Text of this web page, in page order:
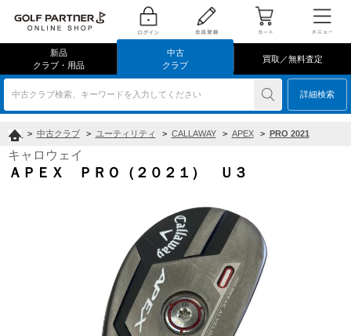
新品
クラブ・用品
中古
クラブ
買取／無料査定
中古クラブ検索、キーワードを入力してください 詳細検索
> 中古クラブ > ユーティリティ > CALLAWAY > APEX > PRO 2021
キャロウェイ
ＡＰＥＸ ＰＲＯ（２０２１） Ｕ３